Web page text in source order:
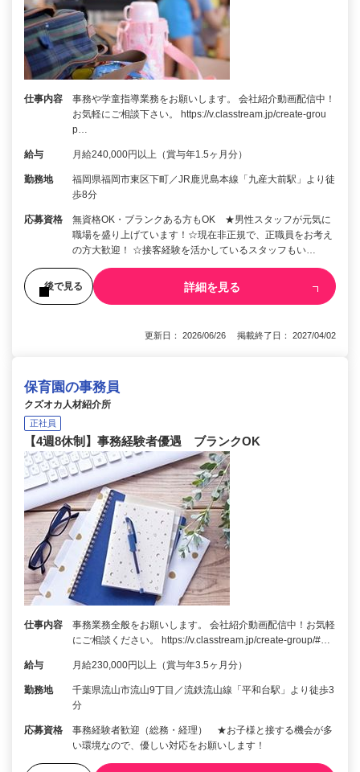
仕事内容
事務や学童指導業務をお願いします。 会社紹介動画配信中！
お気軽にご相談下さい。 https://v.classtream.jp/create-grou
p…
給与 月給240,000円以上（賞与年1.5ヶ月分）
勤務地
福岡県福岡市東区下町／JR鹿児島本線「九産大前駅」より徒
歩8分
応募資格
無資格OK・ブランクある方もOK ★男性スタッフが元気に
職場を盛り上げています！☆現在非正規で、正職員をお考え
の方大歓迎！ ☆接客経験を活かしているスタッフもい…
後で見る 詳細を見る
更新日： 2026/06/26 掲載終了日： 2027/04/02
保育園の事務員
クズオカ人材紹介所
正社員
【4週8休制】事務経験者優遇 ブランクOK
仕事内容
事務業務全般をお願いします。 会社紹介動画配信中！お気軽
にご相談ください。 https://v.classtream.jp/create-group/#…
給与 月給230,000円以上（賞与年3.5ヶ月分）
勤務地
千葉県流山市流山9丁目／流鉄流山線「平和台駅」より徒歩3
分
応募資格
事務経験者歓迎（総務・経理） ★お子様と接する機会が多
い環境なので、優しい対応をお願いします！